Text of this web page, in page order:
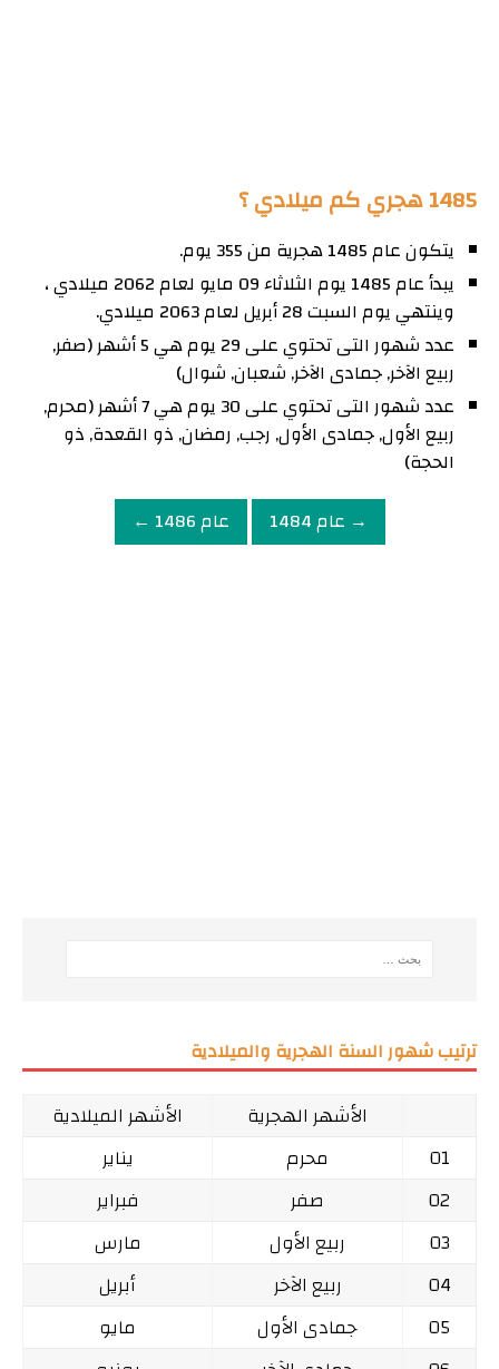
1485 هجري كم ميلادي ؟
يتكون عام 1485 هجرية من 355 يوم.
يبدأ عام 1485 يوم الثلاثاء 09 مايو لعام 2062 ميلادي ،
وينتهي يوم السبت 28 أبريل لعام 2063 ميلادي.
عدد شهور التى تحتوي على 29 يوم هي 5 أشهر (صفر,
ربيع الآخر, جمادى الآخر, شعبان, شوال)
عدد شهور التى تحتوي على 30 يوم هي 7 أشهر (محرم,
ربيع الأول, جمادى الأول, رجب, رمضان, ذو القعدة, ذو
الحجة)
→ عام 1484
عام 1486 ←
ترتيب شهور السنة الهجرية والميلادية
الأشهر الهجرية
الأشهر الميلادية
01
محرم
يناير
02
صفر
فبراير
03
ربيع الأول
مارس
04
ربيع الآخر
أبريل
05
جمادى الأول
مايو